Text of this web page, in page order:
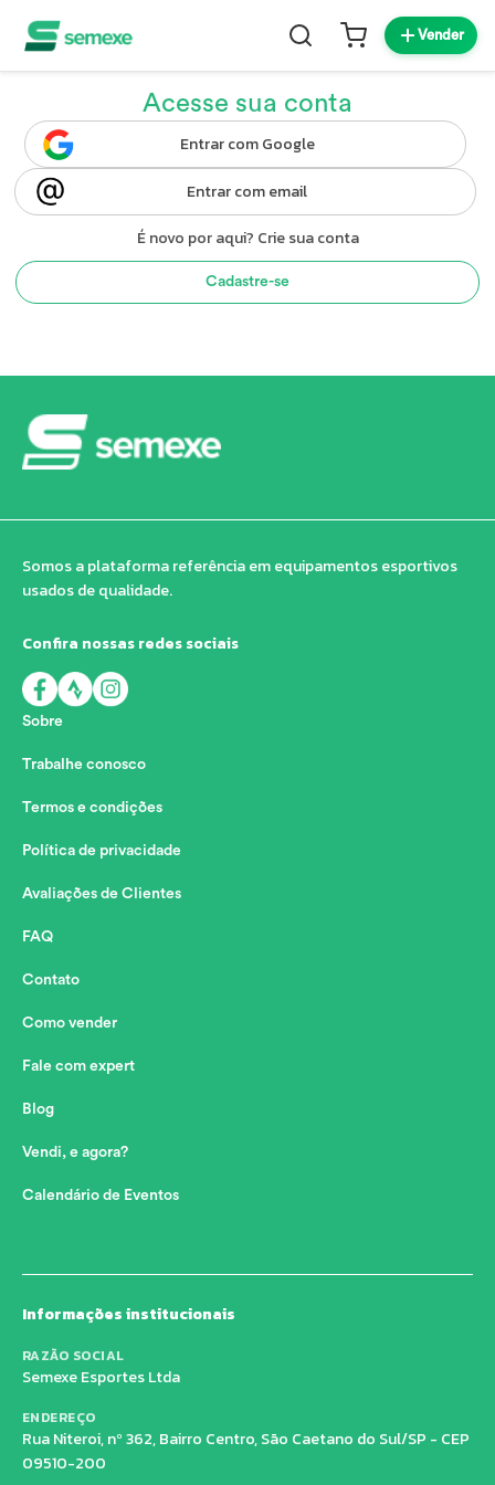
Vender
Acesse sua conta
Entrar com Google
Entrar com email
É novo por aqui? Crie sua conta
Cadastre-se
Somos a plataforma referência em equipamentos esportivos
usados de qualidade.
Confira nossas redes sociais
Sobre
Trabalhe conosco
Termos e condições
Política de privacidade
Avaliações de Clientes
FAQ
Contato
Como vender
Fale com expert
Blog
Vendi, e agora?
Calendário de Eventos
Informações institucionais
RAZÃO SOCIAL
Semexe Esportes Ltda
ENDEREÇO
Rua Niteroi, nº 362, Bairro Centro, São Caetano do Sul/SP - CEP
09510-200